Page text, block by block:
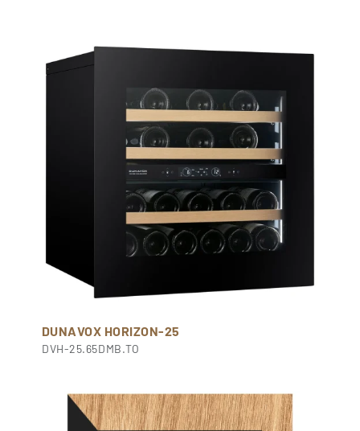
DUNAVOX HORIZON-25
DVH-25.65DMB.TO